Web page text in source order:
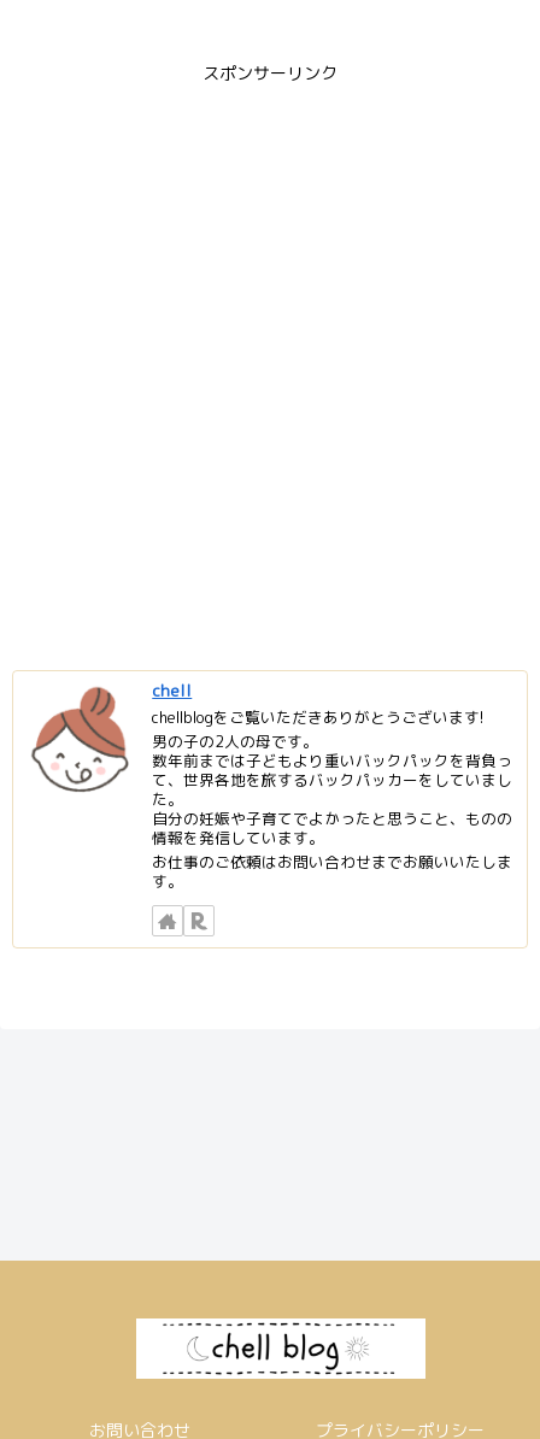
スポンサーリンク
chell
chellblogをご覧いただきありがとうございます!
男の子の2人の母です。
数年前までは子どもより重いバックパックを背負っ
て、世界各地を旅するバックパッカーをしていまし
た。
自分の妊娠や子育てでよかったと思うこと、ものの
情報を発信しています。
お仕事のご依頼はお問い合わせまでお願いいたしま
す。
お問い合わせ プライバシーポリシー